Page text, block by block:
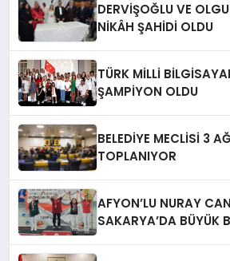
DERVİŞOĞLU VE
NİKÂH ŞAHİDİ OLDU
TÜRK MİLLİ
ŞAMPİYON OLDU
BELEDİYE MECLİSİ 3
TOPLANIYOR
AFYON’LU NURAY
SAKARYA’DA BÜYÜK